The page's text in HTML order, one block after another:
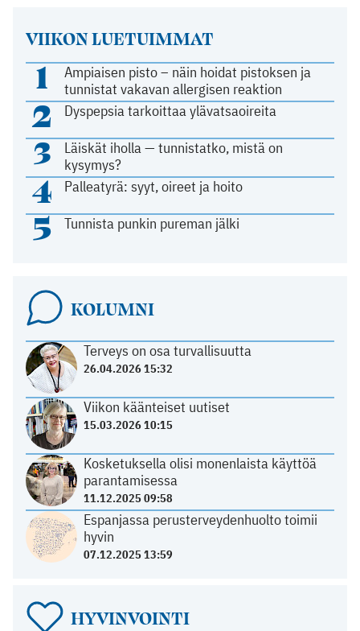
VIIKON LUETUIMMAT
1
Ampiaisen pisto – näin hoidat pistoksen ja
tunnistat vakavan allergisen reaktion
2 Dyspepsia tarkoittaa ylävatsaoireita
3
Läiskät iholla — tunnistatko, mistä on
kysymys?
4 Palleatyrä: syyt, oireet ja hoito
5 Tunnista punkin pureman jälki
KOLUMNI
Terveys on osa turvallisuutta
26.04.2026 15:32
Viikon käänteiset uutiset
15.03.2026 10:15
Kosketuksella olisi monenlaista käyttöä
parantamisessa
11.12.2025 09:58
Espanjassa perusterveydenhuolto toimii
hyvin
07.12.2025 13:59
HYVINVOINTI